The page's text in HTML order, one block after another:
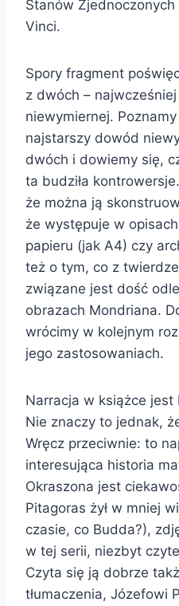
Stanów
Vinci.
Spory fragment
z dwóch –
niewymiernej.
najstarszy dowód
dwóch i dowiemy się,
ta budziła
że można ją
że występuje w
papieru (jak A4) czy
też o tym, co z
związane jest dość
obrazach Mondriana.
wrócimy w kolejnym
jego zastosowaniach.
Narracja w książce
Nie znaczy to jednak,
Wręcz przeciwnie: to
interesująca historia
Okraszona jest
Pitagoras żył w mniej
czasie, co Budda?),
w tej serii, niezbyt
Czyta się ją dobrze
tłumaczenia, Józefowi